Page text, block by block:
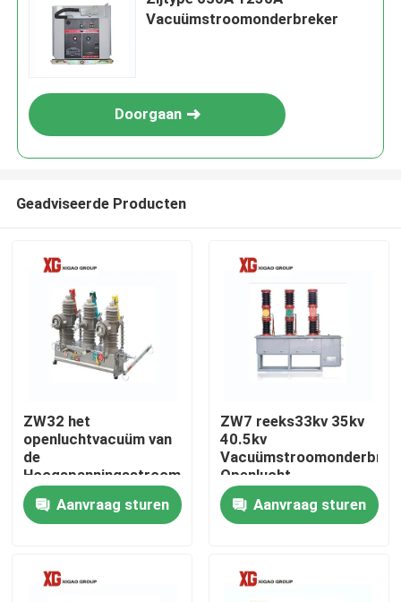
Huis
Vacuümstroomonderbreker
Doorgaan
Geadviseerde Producten
ZW32 het
openluchtvacuüm van
de
Hoogspanningsstroomonderbreker
Aanvraag sturen
ZW7 reeks33kv 35kv
40.5kv
Openlucht
Aanvraag sturen